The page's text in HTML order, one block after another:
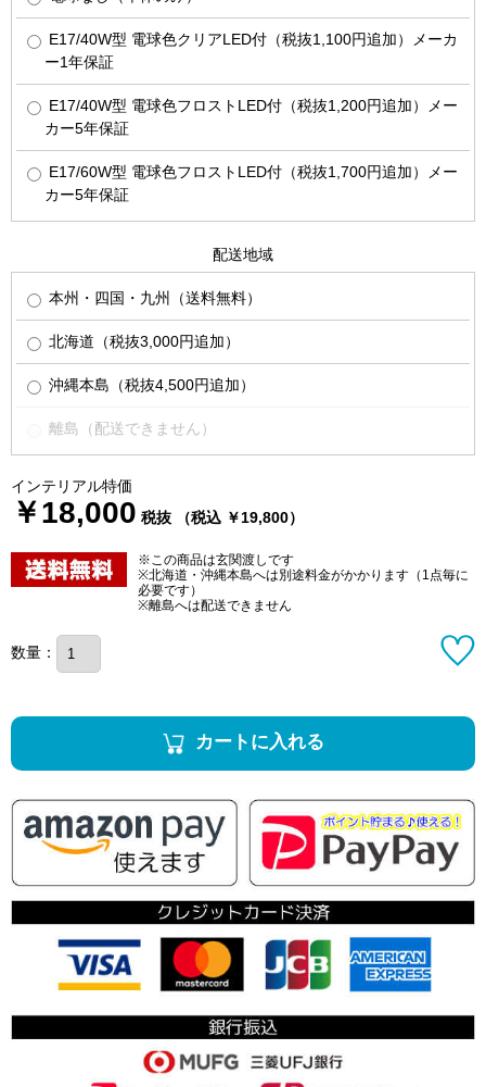
E17/40W型 電球色クリアLED付（税抜1,100円追加）メーカ
ー1年保証
E17/40W型 電球色フロストLED付（税抜1,200円追加）メー
カー5年保証
E17/60W型 電球色フロストLED付（税抜1,700円追加）メー
カー5年保証
配送地域
本州・四国・九州（送料無料）
北海道（税抜3,000円追加）
沖縄本島（税抜4,500円追加）
離島（配送できません）
インテリアル特価
￥18,000 税抜 （税込 ￥19,800）
※この商品は玄関渡しです
※北海道・沖縄本島へは別途料金がかかります（1点毎に
必要です）
※離島へは配送できません
数量：
カートに入れる